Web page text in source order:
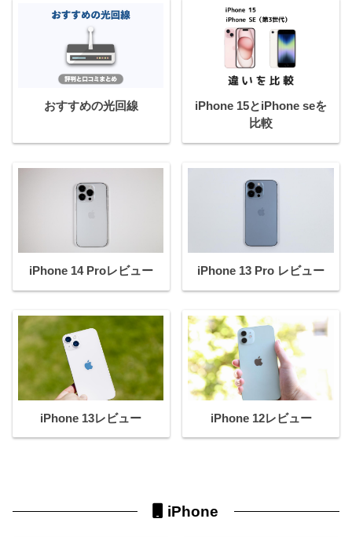
おすすめの光回線
iPhone 15とiPhone seを
比較
iPhone 14 Proレビュー iPhone 13 Pro レビュー
iPhone 13レビュー iPhone 12レビュー
iPhone